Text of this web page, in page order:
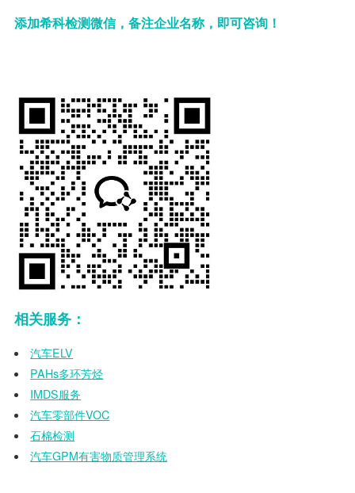
添加希科检测微信，备注企业名称，即可咨询！
相关服务：
汽车ELV
PAHs多环芳烃
IMDS服务
汽车零部件VOC
石棉检测
汽车GPM有害物质管理系统